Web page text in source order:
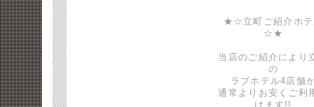
★☆立町ご紹介ホ
☆★
当店のご紹介により
の
ラブホテル4店舗
通常よりお安くご利
けます!!